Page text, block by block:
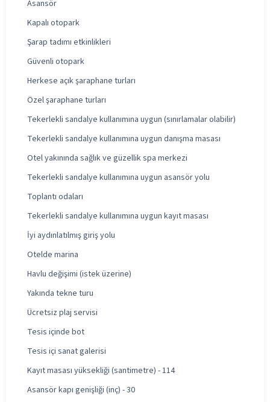
Asansör
Kapalı otopark
Şarap tadımı etkinlikleri
Güvenli otopark
Herkese açık şaraphane turları
Özel şaraphane turları
Tekerlekli sandalye kullanımına uygun (sınırlamalar olabilir)
Tekerlekli sandalye kullanımına uygun danışma masası
Otel yakınında sağlık ve güzellik spa merkezi
Tekerlekli sandalye kullanımına uygun asansör yolu
Toplantı odaları
Tekerlekli sandalye kullanımına uygun kayıt masası
İyi aydınlatılmış giriş yolu
Otelde marina
Havlu değişimi (istek üzerine)
Yakında tekne turu
Ücretsiz plaj servisi
Tesis içinde bot
Tesis içi sanat galerisi
Kayıt masası yüksekliği (santimetre) - 114
Asansör kapı genişliği (inç) - 30